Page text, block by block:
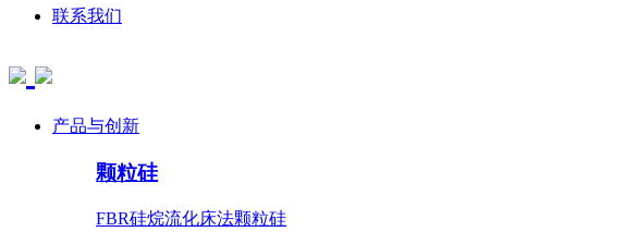
联系我们
产品与创新
颗粒硅
FBR硅烷流化床法颗粒硅